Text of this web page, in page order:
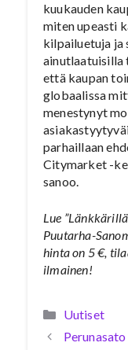
kuukauden
miten upeasti
kilpailuetuja ja
ainutlaatuisilla
että kaupan
globaalissa
menestynyt
parhaillaan
Citymarket -
sanoo.
Lue
Puutarha-
hinta on 5 €,
ilmainen!
Kategoriat
Uutiset